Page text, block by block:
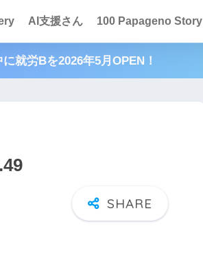
AI支援さん 100 Papageno Story
に就労Bを2026年5月OPEN！